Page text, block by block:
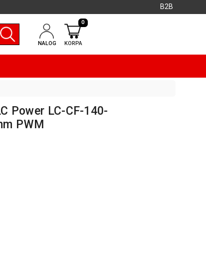
B2B
NALOG KORPA
0
Power LC-CF-140-
PWM